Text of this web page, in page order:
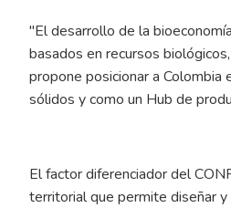
"El desarrollo de la
basados en recursos
propone posicionar a Colombia
sólidos y como un Hub de
El factor diferenciador del
territorial que permite diseñar